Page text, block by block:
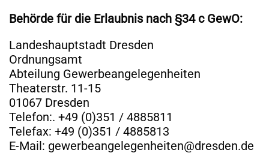
Behörde für die Erlaubnis nach §34 c GewO:
Landeshauptstadt Dresden
Ordnungsamt
Abteilung Gewerbeangelegenheiten
Theaterstr. 11-15
01067 Dresden
Telefon:. +49 (0)351 / 4885811
Telefax: +49 (0)351 / 4885813
E-Mail: gewerbeangelegenheiten@dresden.de